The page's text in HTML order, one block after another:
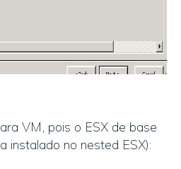
VM, pois o ESX de base
instalado no nested ESX):